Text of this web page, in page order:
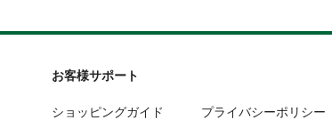
お客様サポート
ショッピングガイド
プライバシーポリシー